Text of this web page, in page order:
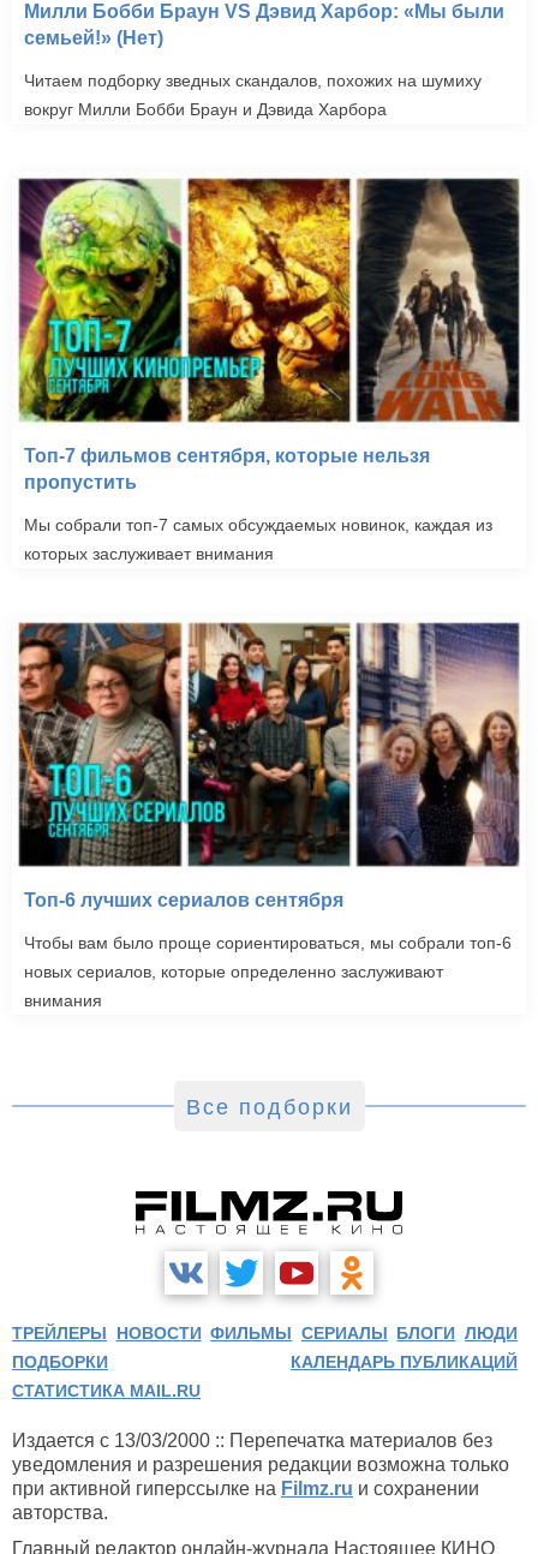
Милли Бобби Браун VS Дэвид Харбор: «Мы были
семьей!» (Нет)
Читаем подборку зведных скандалов, похожих на шумиху
вокруг Милли Бобби Браун и Дэвида Харбора
Топ-7 фильмов сентября, которые нельзя
пропустить
Мы собрали топ-7 самых обсуждаемых новинок, каждая из
которых заслуживает внимания
Топ-6 лучших сериалов сентября
Чтобы вам было проще сориентироваться, мы собрали топ-6
новых сериалов, которые определенно заслуживают
внимания
Все подборки
ТРЕЙЛЕРЫ НОВОСТИ ФИЛЬМЫ СЕРИАЛЫ БЛОГИ ЛЮДИ
ПОДБОРКИ
КАЛЕНДАРЬ ПУБЛИКАЦИЙ
СТАТИСТИКА MAIL.RU
Издается с 13/03/2000 :: Перепечатка материалов без
уведомления и разрешения редакции возможна только
при активной гиперссылке на Filmz.ru и сохранении
авторства.
Главный редактор онлайн-журнала Настоящее КИНО